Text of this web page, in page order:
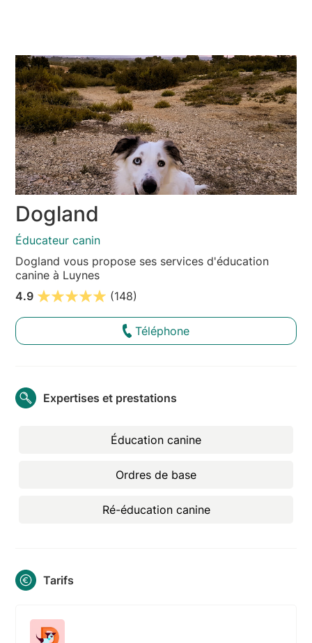
Dogland
Éducateur canin
Dogland vous propose ses services d'éducation
canine à Luynes
4.9
(148)
Téléphone
Expertises et prestations
Éducation canine
Ordres de base
Ré-éducation canine
Tarifs